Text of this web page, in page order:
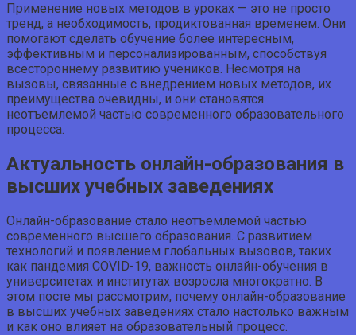
Применение новых методов в уроках — это не просто
тренд, а необходимость, продиктованная временем. Они
помогают сделать обучение более интересным,
эффективным и персонализированным, способствуя
всестороннему развитию учеников. Несмотря на
вызовы, связанные с внедрением новых методов, их
преимущества очевидны, и они становятся
неотъемлемой частью современного образовательного
процесса.
Актуальность онлайн-образования в
высших учебных заведениях
Онлайн-образование стало неотъемлемой частью
современного высшего образования. С развитием
технологий и появлением глобальных вызовов, таких
как пандемия COVID-19, важность онлайн-обучения в
университетах и институтах возросла многократно. В
этом посте мы рассмотрим, почему онлайн-образование
в высших учебных заведениях стало настолько важным
и как оно влияет на образовательный процесс.